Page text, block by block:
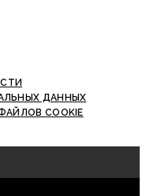
ДАННЫХ
COOKIE